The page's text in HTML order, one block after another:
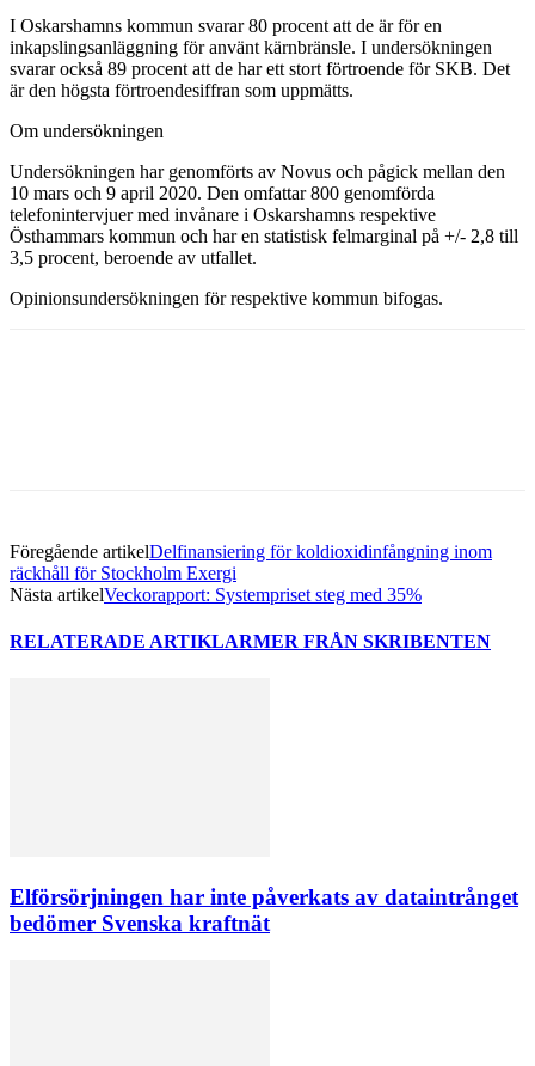
I Oskarshamns kommun svarar 80 procent att de är för en
inkapslingsanläggning för använt kärnbränsle. I undersökningen
svarar också 89 procent att de har ett stort förtroende för SKB. Det
är den högsta förtroendesiffran som uppmätts.
Om undersökningen
Undersökningen har genomförts av Novus och pågick mellan den
10 mars och 9 april 2020. Den omfattar 800 genomförda
telefonintervjuer med invånare i Oskarshamns respektive
Östhammars kommun och har en statistisk felmarginal på +/- 2,8 till
3,5 procent, beroende av utfallet.
Opinionsundersökningen för respektive kommun bifogas.
Föregående artikelDelfinansiering för koldioxidinfångning inom
räckhåll för Stockholm Exergi
Nästa artikelVeckorapport: Systempriset steg med 35%
RELATERADE ARTIKLARMER FRÅN SKRIBENTEN
Elförsörjningen har inte påverkats av dataintrånget
bedömer Svenska kraftnät